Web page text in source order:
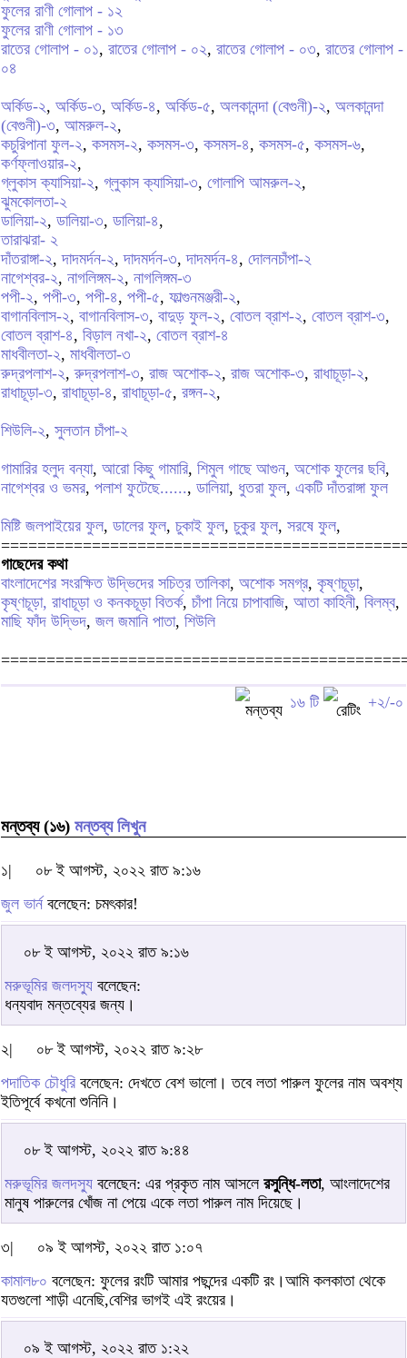
ফুলের রাণী গোলাপ - ১২
ফুলের রাণী গোলাপ - ১৩
রাতের গোলাপ - ০১, রাতের গোলাপ - ০২, রাতের গোলাপ - ০৩, রাতের গোলাপ -
০৪
অর্কিড-২, অর্কিড-৩, অর্কিড-৪, অর্কিড-৫, অলকানন্দা (বেগুনী)-২, অলকানন্দা
(বেগুনী)-৩, আমরুল-২,
কচুরিপানা ফুল-২, কসমস-২, কসমস-৩, কসমস-৪, কসমস-৫, কসমস-৬,
কর্ণফ্লাওয়ার-২,
গ্লুকাস ক্যাসিয়া-২, গ্লুকাস ক্যাসিয়া-৩, গোলাপি আমরুল-২,
ঝুমকোলতা-২
ডালিয়া-২, ডালিয়া-৩, ডালিয়া-৪,
তারাঝরা- ২
দাঁতরাঙ্গা-২,দাদমর্দন-২,দাদমর্দন-৩,দাদমর্দন-৪, দোলনচাঁপা-২
নাগেশ্বর-২, নাগলিঙ্গম-২, নাগলিঙ্গম-৩
পপী-২, পপী-৩, পপী-৪, পপী-৫, ফাল্গুনমঞ্জরী-২,
বাগানবিলাস-২, বাগানবিলাস-৩, বাদুড় ফুল-২, বোতল ব্রাশ-২, বোতল ব্রাশ-৩,
বোতল ব্রাশ-৪, বিড়াল নখা-২, বোতল ব্রাশ-৪
মাধবীলতা-২, মাধবীলতা-৩
রুদ্রপলাশ-২,রুদ্রপলাশ-৩, রাজ অশোক-২, রাজ অশোক-৩, রাধাচূড়া-২,
রাধাচূড়া-৩, রাধাচূড়া-৪, রাধাচূড়া-৫, রঙ্গন-২,
শিউলি-২, সুলতান চাঁপা-২
গামারির হলুদ বন্যা, আরো কিছু গামারি, শিমুল গাছে আগুন, অশোক ফুলের ছবি,
নাগেশ্বর ও ভমর, পলাশ ফুটেছে......, ডালিয়া, ধুতরা ফুল, একটি দাঁতরাঙ্গা ফুল
মিষ্টি জলপাইয়ের ফুল, ডালের ফুল, চুকাই ফুল, চুকুর ফুল, সরষে ফুল,
গাছেদের কথা
বাংলাদেশের সংরক্ষিত উদ্ভিদের সচিত্র তালিকা, অশোক সমগ্র, কৃষ্ণচূড়া,
কৃষ্ণচূড়া, রাধাচূড়া ও কনকচূড়া বিতর্ক, চাঁপা নিয়ে চাপাবাজি, আতা কাহিনী, বিলম্ব,
মাছি ফাঁদ উদ্ভিদ, জল জমানি পাতা, শিউলি
১৬ টি +২/-০
মন্তব্য (১৬) মন্তব্য লিখুন
১|
০৮ ই আগস্ট, ২০২২ রাত ৯:১৬
জুল ভার্নবলেছেন: চমৎকার!
০৮ ই আগস্ট, ২০২২ রাত ৯:১৬
মরুভূমির জলদস্যু বলেছেন:
ধন্যবাদ মন্তব্যের জন্য।
২|
০৮ ই আগস্ট, ২০২২ রাত ৯:২৮
পদাতিক চৌধুরি বলেছেন: দেখতে বেশ ভালো। তবে লতা পারুল ফুলের নাম অবশ্য
ইতিপূর্বে কখনো শুনিনি।
০৮ ই আগস্ট, ২০২২ রাত ৯:৪৪
মরুভূমির জলদস্যু বলেছেন: ‌এর প্রকৃত নাম আসলে রসুন্ধি-লতা, আংলাদেশের
মানুষ পারুলের খোঁজ না পেয়ে একে লতা পারুল নাম দিয়েছে।
৩|
০৯ ই আগস্ট, ২০২২ রাত ১:০৭
কামাল৮০ বলেছেন: ফুলের রংটি আমার পছন্দের একটি রং।আমি কলকাতা থেকে
যতগুলো শাড়ী এনেছি,বেশির ভাগই এই রংয়ের।
০৯ ই আগস্ট, ২০২২ রাত ১:২২